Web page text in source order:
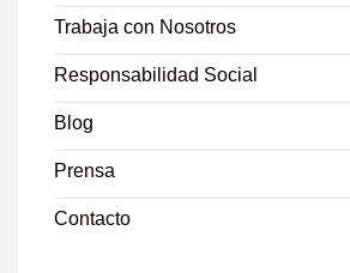
Trabaja con Nosotros
Responsabilidad Social
Blog
Prensa
Contacto